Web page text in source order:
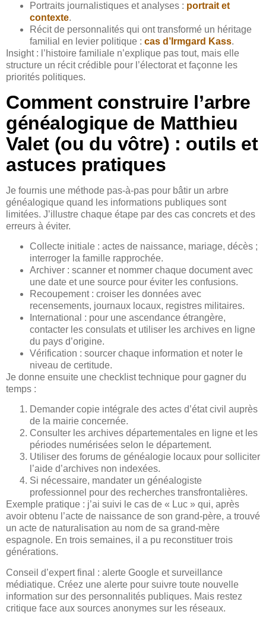
Portraits journalistiques et analyses : portrait et
contexte.
Récit de personnalités qui ont transformé un héritage
familial en levier politique : cas d’Irmgard Kass.
Insight : l’histoire familiale n’explique pas tout, mais elle
structure un récit crédible pour l’électorat et façonne les
priorités politiques.
Comment construire l’arbre
généalogique de Matthieu
Valet (ou du vôtre) : outils et
astuces pratiques
Je fournis une méthode pas-à-pas pour bâtir un arbre
généalogique quand les informations publiques sont
limitées. J’illustre chaque étape par des cas concrets et des
erreurs à éviter.
Collecte initiale : actes de naissance, mariage, décès ;
interroger la famille rapprochée.
Archiver : scanner et nommer chaque document avec
une date et une source pour éviter les confusions.
Recoupement : croiser les données avec
recensements, journaux locaux, registres militaires.
International : pour une ascendance étrangère,
contacter les consulats et utiliser les archives en ligne
du pays d’origine.
Vérification : sourcer chaque information et noter le
niveau de certitude.
Je donne ensuite une checklist technique pour gagner du
temps :
Demander copie intégrale des actes d’état civil auprès
de la mairie concernée.
Consulter les archives départementales en ligne et les
périodes numérisées selon le département.
Utiliser des forums de généalogie locaux pour solliciter
l’aide d’archives non indexées.
Si nécessaire, mandater un généalogiste
professionnel pour des recherches transfrontalières.
Exemple pratique : j’ai suivi le cas de « Luc » qui, après
avoir obtenu l’acte de naissance de son grand-père, a trouvé
un acte de naturalisation au nom de sa grand-mère
espagnole. En trois semaines, il a pu reconstituer trois
générations.
Conseil d’expert final : alerte Google et surveillance
médiatique. Créez une alerte pour suivre toute nouvelle
information sur des personnalités publiques. Mais restez
critique face aux sources anonymes sur les réseaux.